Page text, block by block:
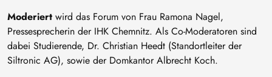
Moderiert wird das Forum von Frau Ramona Nagel,
Pressesprecherin der IHK Chemnitz. Als Co-Moderatoren sind
dabei Studierende, Dr. Christian Heedt (Standortleiter der
Siltronic AG), sowie der Domkantor Albrecht Koch.